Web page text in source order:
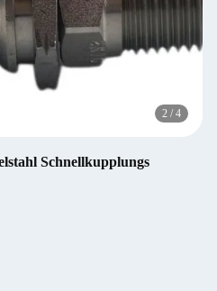
2 / 4
Schnellkupplungs